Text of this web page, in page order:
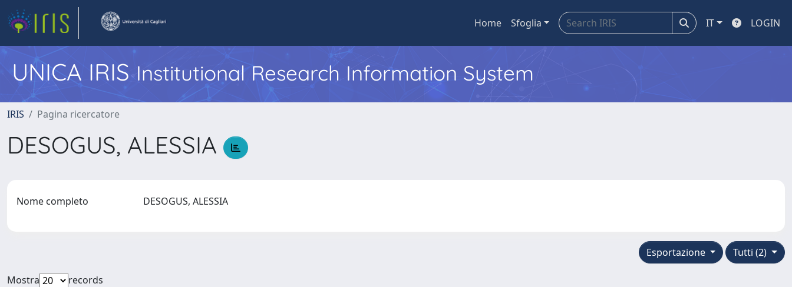
Home Sfoglia IT LOGIN
UNICA IRISInstitutional Research Information System
IRIS Pagina ricercatore
DESOGUS, ALESSIA
Nome completo DESOGUS, ALESSIA
Tutti (2)
Esportazione
Mostra
records